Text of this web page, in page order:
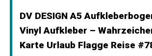
DV DESIGN A5
Vinyl Aufkleber –
Karte Urlaub Flagge Reise